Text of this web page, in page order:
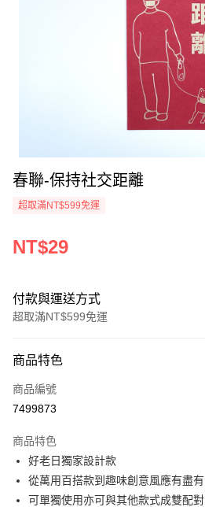
春聯-保持社交距離
超取滿NT$599免運
NT$29
付款與運送方式
超取滿NT$599免運
信用卡一次付款
超商取貨付款
Apple Pay
街口支付
商品特色
商品編號
7499873
商品特色
好老日獨家設計款
從萬用百搭款到趣味創意風應有盡有
可單獨使用亦可與其他款式成雙配對